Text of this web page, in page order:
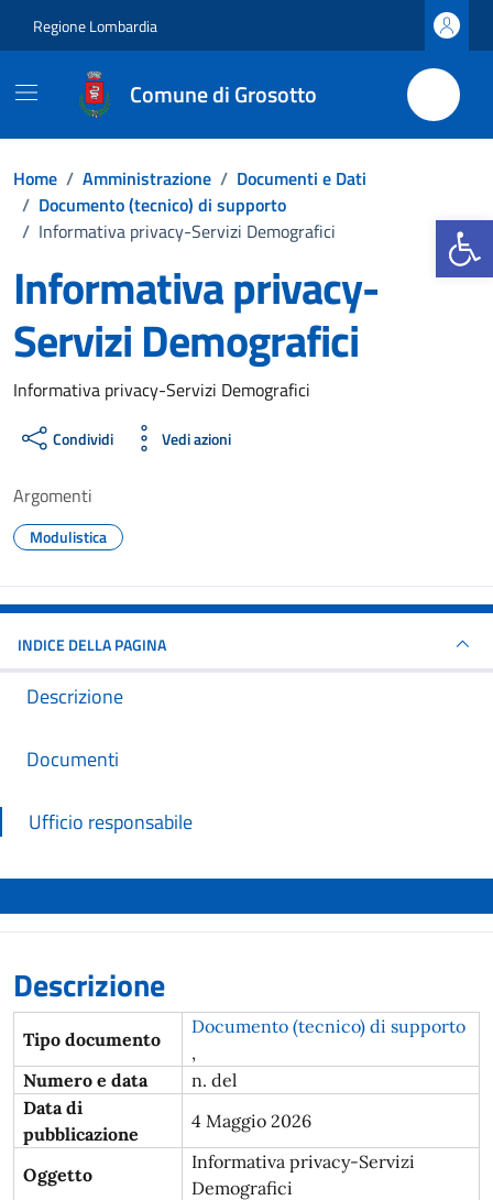
Apri la
Regione Lombardia
Comune di Grosotto
Home / Amministrazione / Documenti e Dati
/ Documento (tecnico) di supporto
/ Informativa privacy-Servizi Demografici
Informativa privacy-
Servizi Demografici
Dettagli del documento
Informativa privacy-Servizi Demografici
Condividi Vedi azioni
Argomenti
Modulistica
INDICE DELLA PAGINA
Descrizione
Documenti
Ufficio responsabile
Descrizione
Tipo documento
Documento (tecnico) di supporto
,
Numero e data
n. del
Data di
pubblicazione
4 Maggio 2026
Oggetto
Informativa privacy-Servizi
Demografici